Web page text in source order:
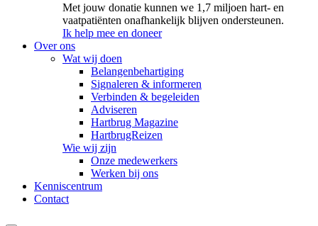
Met jouw donatie kunnen we 1,7 miljoen hart- en
vaatpatiënten onafhankelijk blijven ondersteunen.
Ik help mee en doneer
Over ons
Wat wij doen
Belangenbehartiging
Signaleren & informeren
Verbinden & begeleiden
Adviseren
Hartbrug Magazine
HartbrugReizen
Wie wij zijn
Onze medewerkers
Werken bij ons
Kenniscentrum
Contact